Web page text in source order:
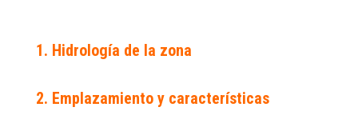
1. Hidrología de la zona
2. Emplazamiento y características